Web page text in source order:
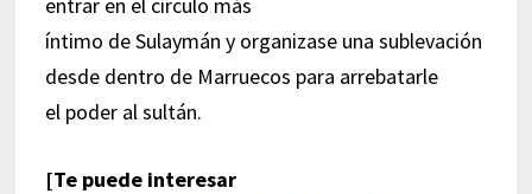
íntimo de Sulaymán y organizase una sublevación
desde dentro de Marruecos para arrebatarle
el poder al sultán.
[Te puede interesar